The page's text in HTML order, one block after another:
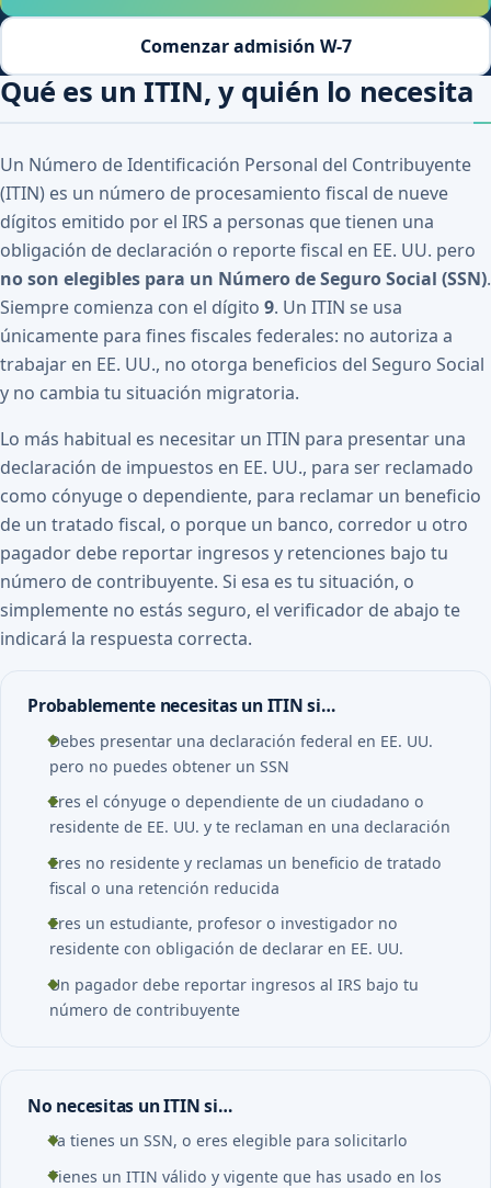
Comenzar admisión W-7
Qué es un ITIN, y quién lo necesita
Un Número de Identificación Personal del Contribuyente
(ITIN) es un número de procesamiento fiscal de nueve
dígitos emitido por el IRS a personas que tienen una
obligación de declaración o reporte fiscal en EE. UU. pero
no son elegibles para un Número de Seguro Social (SSN).
Siempre comienza con el dígito 9. Un ITIN se usa
únicamente para fines fiscales federales: no autoriza a
trabajar en EE. UU., no otorga beneficios del Seguro Social
y no cambia tu situación migratoria.
Lo más habitual es necesitar un ITIN para presentar una
declaración de impuestos en EE. UU., para ser reclamado
como cónyuge o dependiente, para reclamar un beneficio
de un tratado fiscal, o porque un banco, corredor u otro
pagador debe reportar ingresos y retenciones bajo tu
número de contribuyente. Si esa es tu situación, o
simplemente no estás seguro, el verificador de abajo te
indicará la respuesta correcta.
Probablemente necesitas un ITIN si…
Debes presentar una declaración federal en EE. UU.
pero no puedes obtener un SSN
Eres el cónyuge o dependiente de un ciudadano o
residente de EE. UU. y te reclaman en una declaración
Eres no residente y reclamas un beneficio de tratado
fiscal o una retención reducida
Eres un estudiante, profesor o investigador no
residente con obligación de declarar en EE. UU.
Un pagador debe reportar ingresos al IRS bajo tu
número de contribuyente
No necesitas un ITIN si…
Ya tienes un SSN, o eres elegible para solicitarlo
Tienes un ITIN válido y vigente que has usado en los